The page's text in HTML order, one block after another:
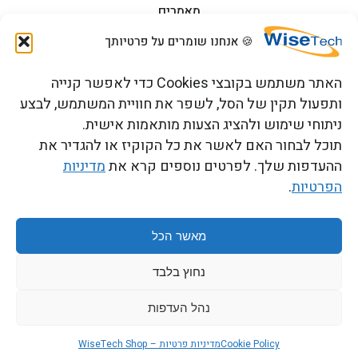
🍪 אנחנו שומרים על פרטיותך
האתר משתמש בקובצי Cookies כדי לאפשר קנייה
ותפעול תקין של הסל, לשפר את חוויית המשתמש, לבצע
ניתוחי שימוש ולהציג הצעות מותאמות אישית.
תוכל לבחור האם לאשר את כל הקוקיז או להגדיר את
ההעדפות שלך. לפרטים נוספים קרא אתמדיניות
הפרטיות.
מאשר הכל
נחוץ בלבד
נהל העדפות
Cookie Policyמדיניות פרטיות – WiseTech Shop
מאמרים
הדרכות וקורסים
צור קשר
כתובתנו: רחוב העמל 13 כניסה A, קומה 2, פארק אפק
ראש העין 4809234 ישראל
חייג אלינו לקבלת הצעה